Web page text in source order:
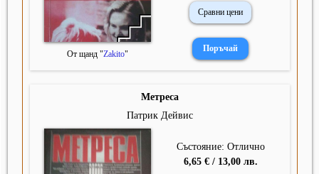
От щанд "Zakito"
Сравни цени
Метреса
Патрик Дейвис
Състояние: Отлично
6,65 € / 13,00 лв.